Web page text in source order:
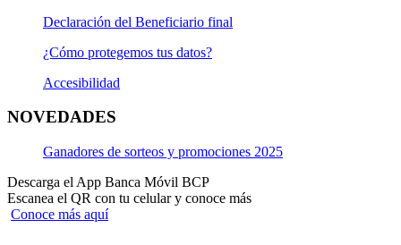
Declaración del Beneficiario final
¿Cómo protegemos tus datos?
Accesibilidad
NOVEDADES
Ganadores de sorteos y promociones 2025
Descarga el App Banca Móvil BCP
Escanea el QR con tu celular y conoce más
Conoce más aquí